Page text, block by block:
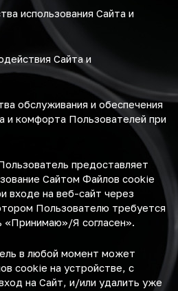
использования Сайта и
Сайта и
обслуживания и обеспечения
и комфорта Пользователей при
предоставляет
Сайтом Файлов cookie
входе на веб-сайт через
Пользователю требуется
«Принимаю»/Я согласен».
в любой момент может
cookie на устройстве, с
на Сайт, и/или удалить уже